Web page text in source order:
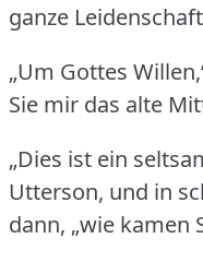
ganze
„Um Gottes
Sie mir das alte
„Dies ist ein
Utterson, und in
dann, „wie kamen